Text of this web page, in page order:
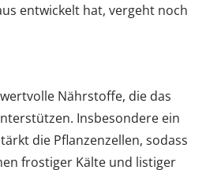
entwickelt hat, vergeht noch
Nährstoffe, die das
Insbesondere ein
die Pflanzenzellen, sodass
frostiger Kälte und listiger